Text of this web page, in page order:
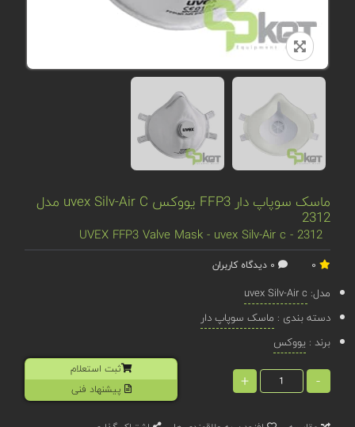
ماسک سوپاپ دار FFP3 یووکس uvex Silv-Air C مدل
2312
UVEX FFP3 Valve Mask - uvex Silv-Air c - 2312
مدل: uvex Silv-Air c
دسته بندی : ماسک سوپاپ دار
برند :یووکس
-
+
ثبت استعلام
پیشنهاد فنی